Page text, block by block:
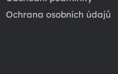
Ochrana osobních údajů